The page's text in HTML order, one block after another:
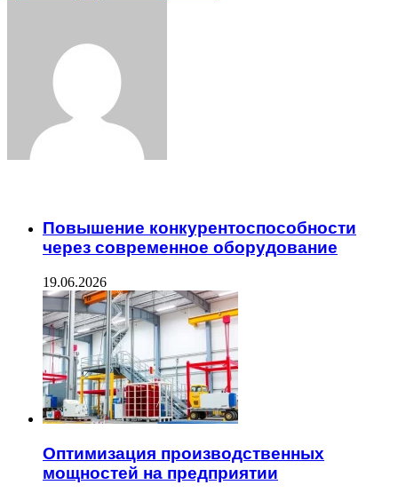
Повышение конкурентоспособности
через современное оборудование
19.06.2026
Оптимизация производственных
мощностей на предприятии